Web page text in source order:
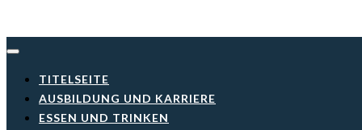
TITELSEITE
AUSBILDUNG UND KARRIERE
ESSEN UND TRINKEN